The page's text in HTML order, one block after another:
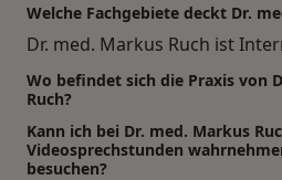
Welche Fachgebiete deckt Dr.
Dr. med. Markus Ruch ist
Wo befindet sich die Praxis von
Ruch?
Kann ich bei Dr. med. Markus
Videosprechstunden
besuchen?